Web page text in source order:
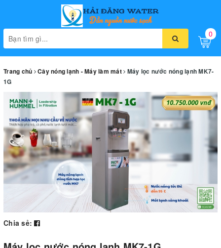
Toggle
0
Trang chủ Cây nóng lạnh - Máy làm mát
Máy lọc nước nóng lạnh MK7-
1G
Chia sẻ: